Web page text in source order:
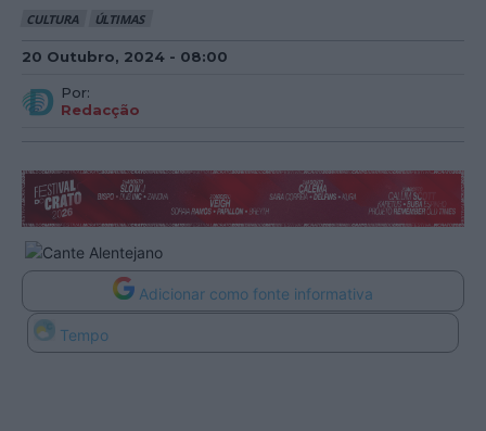
CULTURA ÚLTIMAS
20 Outubro, 2024 - 08:00
Por:
Redacção
Adicionar como fonte informativa
Tempo